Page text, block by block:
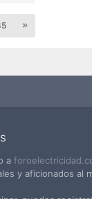
a
y aficionados al